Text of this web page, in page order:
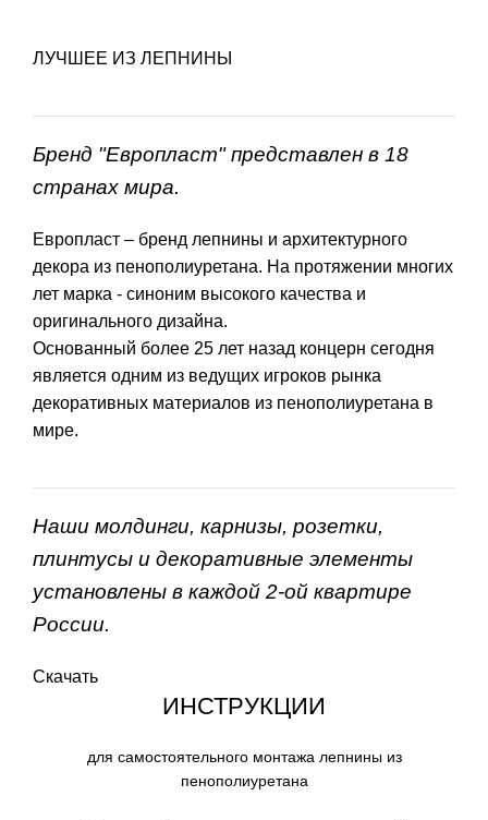
ЛУЧШЕЕ ИЗ ЛЕПНИНЫ
Бренд "Европласт" представлен в 18
странах мира.
Европласт – бренд лепнины и архитектурного
декора из пенополиуретана. На протяжении многих
лет марка - синоним высокого качества и
оригинального дизайна.
Основанный более 25 лет назад концерн сегодня
является одним из ведущих игроков рынка
декоративных материалов из пенополиуретана в
мире.
Наши молдинги, карнизы, розетки,
плинтусы и декоративные элементы
установлены в каждой 2-ой квартире
России.
Скачать
ИНСТРУКЦИИ
для самостоятельного монтажа лепнины из
пенополиуретана